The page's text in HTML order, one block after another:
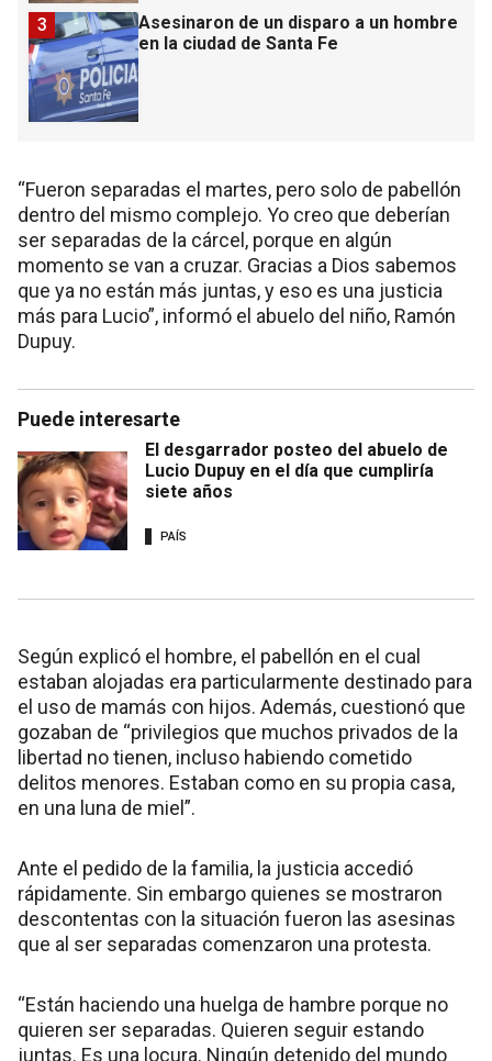
Asesinaron de un disparo a un hombre
en la ciudad de Santa Fe
3
“Fueron separadas el martes, pero solo de pabellón
dentro del mismo complejo. Yo creo que deberían
ser separadas de la cárcel, porque en algún
momento se van a cruzar. Gracias a Dios sabemos
que ya no están más juntas, y eso es una justicia
más para Lucio”, informó el abuelo del niño, Ramón
Dupuy.
Puede interesarte
El desgarrador posteo del abuelo de
Lucio Dupuy en el día que cumpliría
siete años
PAÍS
Según explicó el hombre, el pabellón en el cual
estaban alojadas era particularmente destinado para
el uso de mamás con hijos. Además, cuestionó que
gozaban de “privilegios que muchos privados de la
libertad no tienen, incluso habiendo cometido
delitos menores. Estaban como en su propia casa,
en una luna de miel”.
Ante el pedido de la familia, la justicia accedió
rápidamente. Sin embargo quienes se mostraron
descontentas con la situación fueron las asesinas
que al ser separadas comenzaron una protesta.
“Están haciendo una huelga de hambre porque no
quieren ser separadas. Quieren seguir estando
juntas. Es una locura. Ningún detenido del mundo